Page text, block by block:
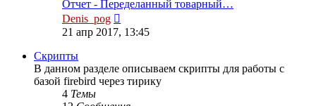
Отчет - Переделанный товарный…
Denis_pog
к
21 апр 2017, 13:45
Скрипты
В данном разделе описываем скрипты для работы с
базой firebird через тирику
4 Темы